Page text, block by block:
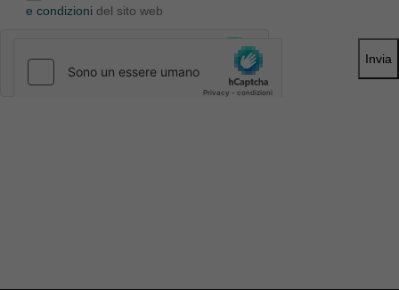
e condizioni del sito web
Invia